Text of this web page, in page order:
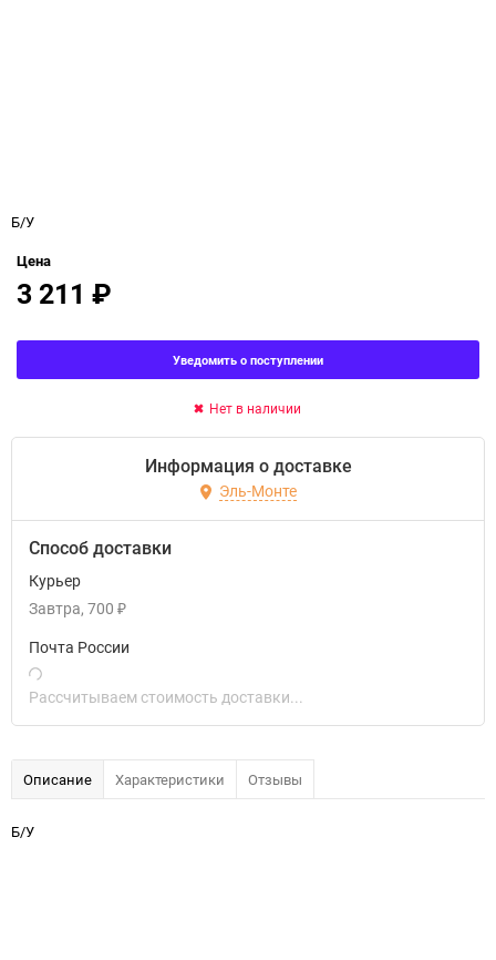
Б/У
Цена
3 211 ₽
Уведомить о поступлении
Нет в наличии
Информация о доставке
Эль-Монте
Способ доставки
Курьер
Завтра 700 ₽
Почта России
Рассчитываем стоимость доставки...
Описание Характеристики Отзывы
Б/У